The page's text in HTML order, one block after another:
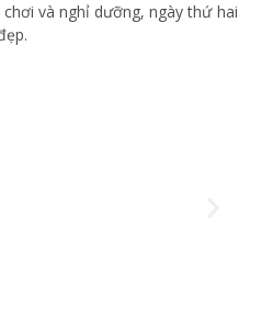
và nghỉ dưỡng, ngày thứ hai